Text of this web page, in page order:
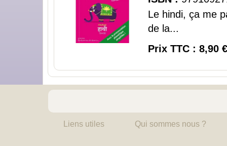
Le hindi, ça me
de la...
Prix TTC : 8,90 €
Liens utiles Qui sommes nous ?